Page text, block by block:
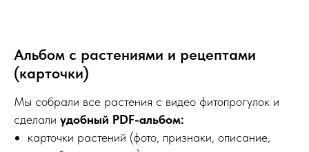
Альбом с растениями и рецептами
(карточки)
Мы собрали все растения с видео фитопрогулок и
сделали удобный PDF-альбом:
карточки растений (фото, признаки, описание,